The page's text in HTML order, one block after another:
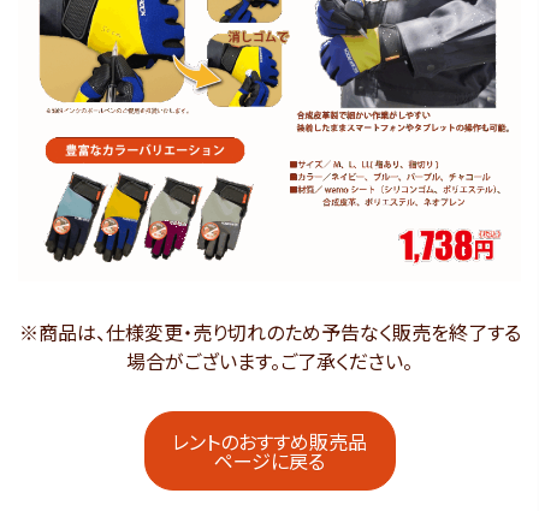
※商品は、仕様変更・売り切れのため予告なく販売を終了する
場合がございます。ご了承ください。
レントのおすすめ販売品
ページに戻る